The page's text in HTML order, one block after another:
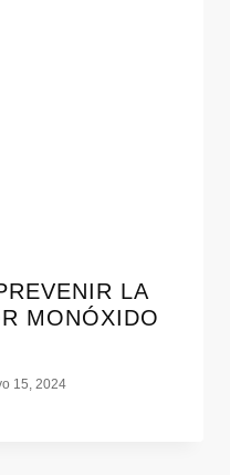
LA
MONÓXIDO
15, 2024